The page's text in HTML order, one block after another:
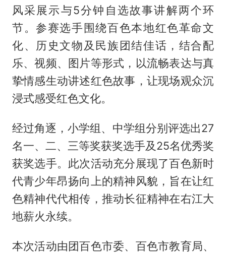
风采展示与5分钟自选故事讲解两个环
节。参赛选手围绕百色本地红色革命文
化、历史文物及民族团结佳话，结合配
乐、视频、图片等形式，以流畅表达与真
挚情感生动讲述红色故事，让现场观众沉
浸式感受红色文化。
经过角逐，小学组、中学组分别评选出27
名一、二、三等奖获奖选手及25名优秀奖
获奖选手。此次活动充分展现了百色新时
代青少年昂扬向上的精神风貌，旨在让红
色精神代代相传，推动长征精神在右江大
地薪火永续。
本次活动由团百色市委、百色市教育局、